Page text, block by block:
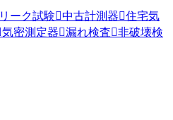
リーク試験 中古計測器
住宅気
気密測定器 漏れ検査
非破壊検